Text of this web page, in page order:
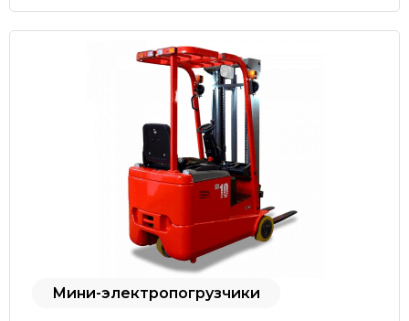
Мини-электропогрузчики